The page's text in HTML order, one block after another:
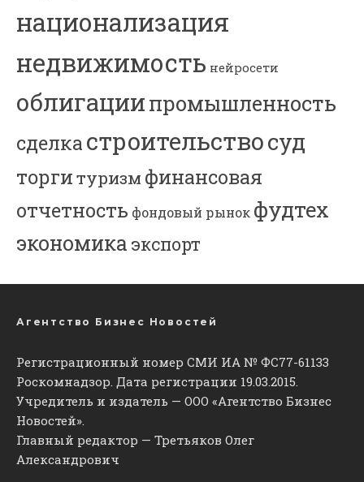
национализация
недвижимость нейросети
облигациипромышленность
сделкастроительствосуд
торгитуризм финансовая
отчетность фондовый рынок фудтех
экономика экспорт
Агентство Бизнес Новостей
Регистрационный номер СМИ ИА № ФС77-61133
Роскомнадзор. Дата регистрации 19.03.2015.
Учредитель и издатель — ООО «Агентство Бизнес
Новостей».
Главный редактор — Третьяков Олег
Александрович